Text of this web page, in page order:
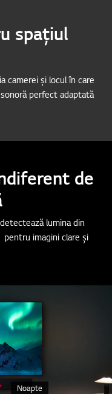
spațiul
camerei și locul în care
perfect adaptată
de
lumina din
imagini clare și
Noapte